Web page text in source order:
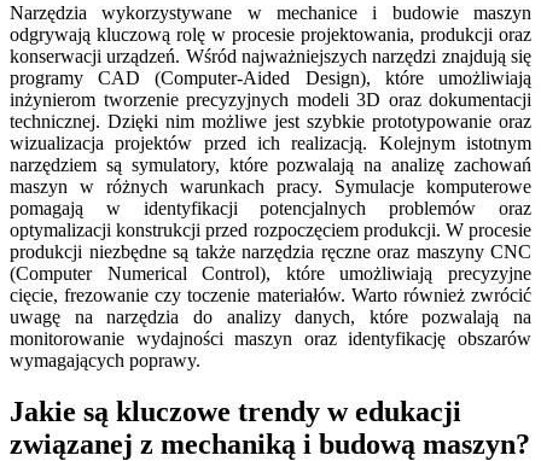
Narzędzia wykorzystywane w mechanice i budowie maszyn
odgrywają kluczową rolę w procesie projektowania, produkcji oraz
konserwacji urządzeń. Wśród najważniejszych narzędzi znajdują się
programy CAD (Computer-Aided Design), które umożliwiają
inżynierom tworzenie precyzyjnych modeli 3D oraz dokumentacji
technicznej. Dzięki nim możliwe jest szybkie prototypowanie oraz
wizualizacja projektów przed ich realizacją. Kolejnym istotnym
narzędziem są symulatory, które pozwalają na analizę zachowań
maszyn w różnych warunkach pracy. Symulacje komputerowe
pomagają w identyfikacji potencjalnych problemów oraz
optymalizacji konstrukcji przed rozpoczęciem produkcji. W procesie
produkcji niezbędne są także narzędzia ręczne oraz maszyny CNC
(Computer Numerical Control), które umożliwiają precyzyjne
cięcie, frezowanie czy toczenie materiałów. Warto również zwrócić
uwagę na narzędzia do analizy danych, które pozwalają na
monitorowanie wydajności maszyn oraz identyfikację obszarów
wymagających poprawy.
Jakie są kluczowe trendy w edukacji
związanej z mechaniką i budową maszyn?